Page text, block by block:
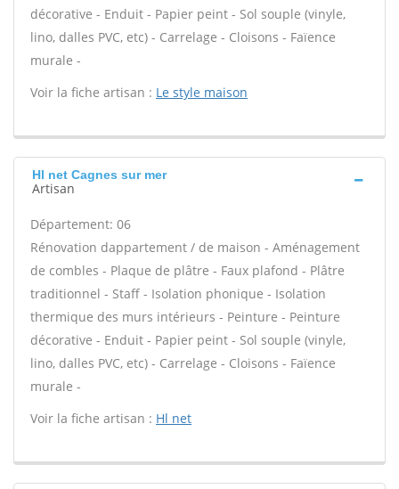
décorative - Enduit - Papier peint - Sol souple (vinyle,
lino, dalles PVC, etc) - Carrelage - Cloisons - Faïence
murale -
Voir la fiche artisan : Le style maison
Hl net Cagnes sur mer
Artisan
Département: 06
Rénovation dappartement / de maison - Aménagement
de combles - Plaque de plâtre - Faux plafond - Plâtre
traditionnel - Staff - Isolation phonique - Isolation
thermique des murs intérieurs - Peinture - Peinture
décorative - Enduit - Papier peint - Sol souple (vinyle,
lino, dalles PVC, etc) - Carrelage - Cloisons - Faïence
murale -
Voir la fiche artisan : Hl net